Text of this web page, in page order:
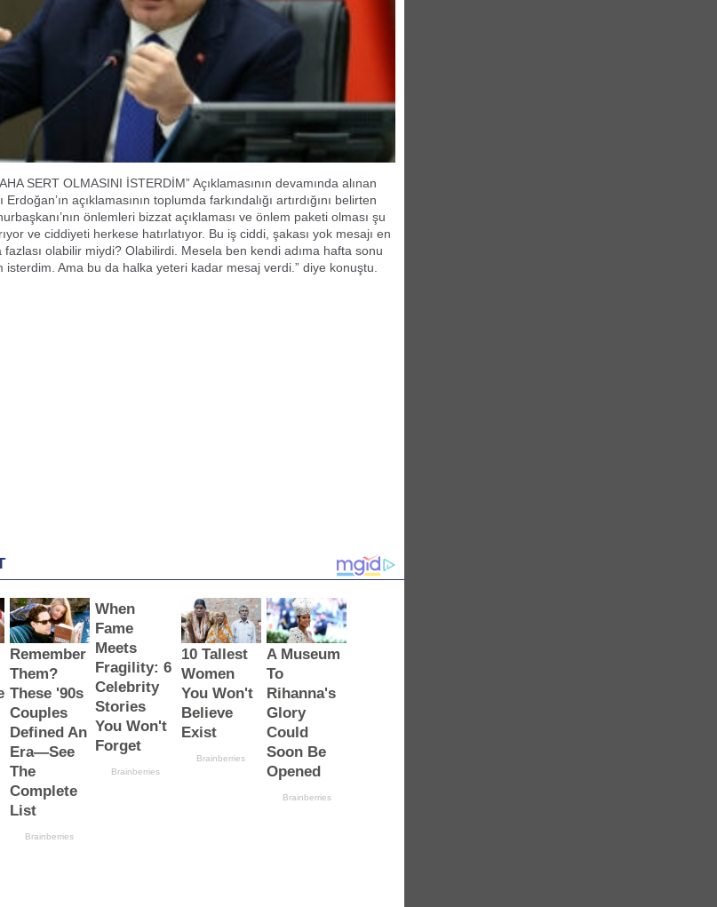
SERT OLMASINI İSTERDİM” Açıklamasının devamında alınan
açıklamasının toplumda farkındalığı artırdığını belirten
önlemleri bizzat açıklaması ve önlem paketi olması şu
ve ciddiyeti herkese hatırlatıyor. Bu iş ciddi, şakası yok mesajı en
olabilir miydi? Olabilirdi. Mesela ben kendi adıma hafta sonu
isterdim. Ama bu da halka yeteri kadar mesaj verdi.” diye konuştu.